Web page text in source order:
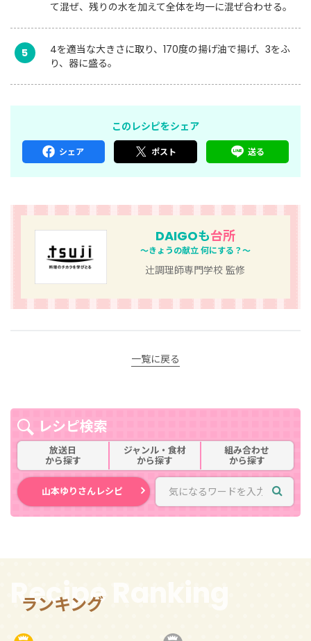
て混ぜ、残りの水を加えて全体を均一に混ぜ合わせる。
5
4を適当な大きさに取り、170度の揚げ油で揚げ、3をふ
り、器に盛る。
このレシピをシェア
シェア ポスト 送る
DAIGOも台所
～きょうの献立 何にする？～
辻󠄀調理師専門学校 監修
一覧に戻る
レシピ検索
放送日
から探す
ジャンル・食材
から探す
組み合わせ
から探す
山本ゆりさんレシピ
ランキング
Recipe Ranking